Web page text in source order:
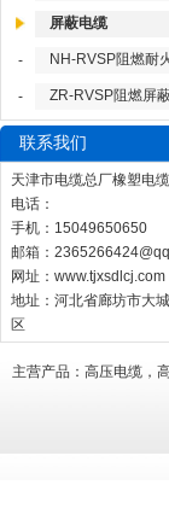
屏蔽电缆
- NH-RVSP阻燃耐
- ZR-RVSP阻燃屏
联系我们
天津市电缆总厂橡塑电
电话：
手机：15049650650
邮箱：
网址： www.tjxsdlcj.com
地址：河北省廊坊市大
区
主营产品：高压电缆，